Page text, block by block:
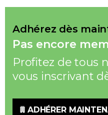
Adhérez dès
Pas encore
Profitez de tous
vous inscrivant
ADHÉRER